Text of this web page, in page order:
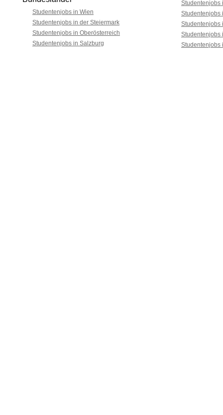
Studentenjobs in Wien
Studentenjobs in der Steiermark
Studentenjobs in Oberösterreich
Studentenjobs in Salzburg
Studentenjobs
Studentenjobs
Studentenjobs
Studentenjobs
Studentenjobs